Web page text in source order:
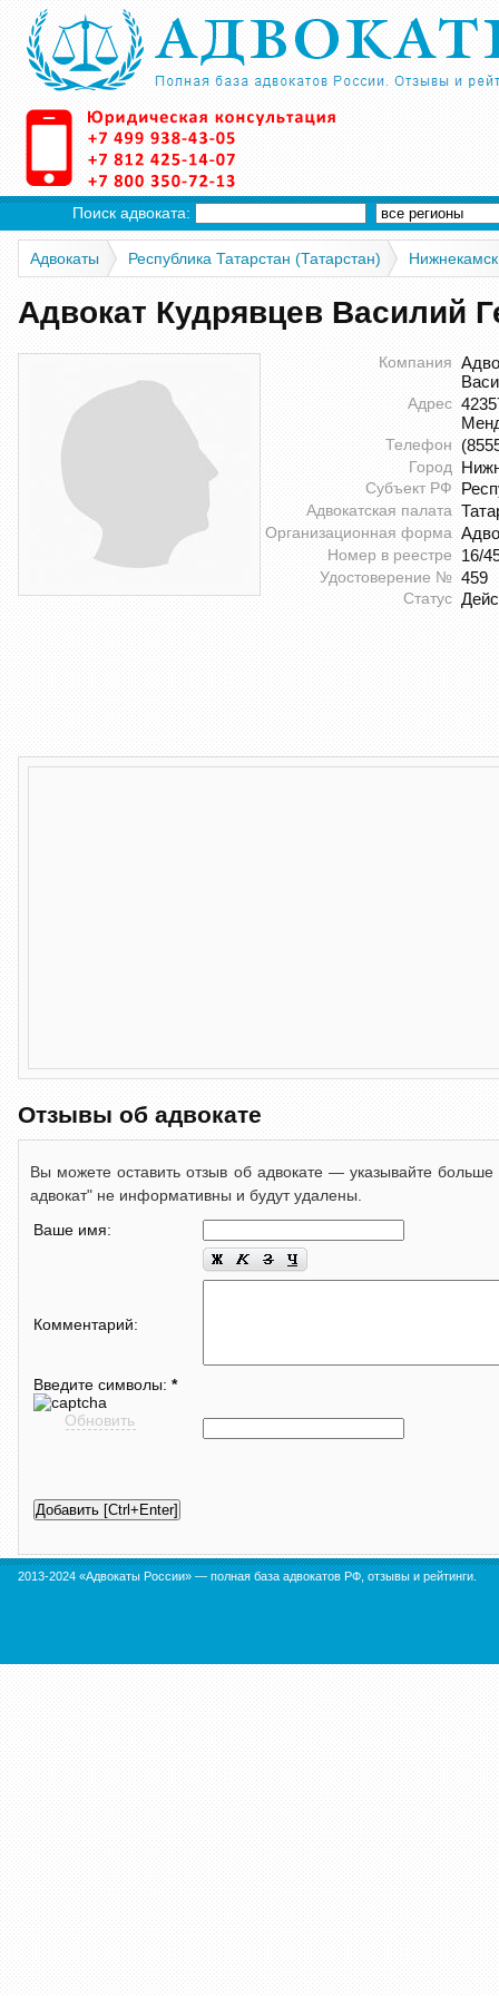
Поиск адвоката:
Адвокаты Республика Татарстан (Татарстан) Нижнекамск
Адвокат Кудрявцев Василий
Компания
Адрес
Телефон
Город
Субъект РФ
Адвокатская палата
Организационная форма
Номер в реестре 16/
Удостоверение № 459
Статус
Отзывы об адвокате
Вы можете оставить отзыв об адвокате — указывайте
адвокат" не информативны и будут удалены.
Ваше имя:
Комментарий:
Введите символы: *
Обновить
2013-2024 «Адвокаты России» — полная база адвокатов РФ, отзывы и рейтинги.